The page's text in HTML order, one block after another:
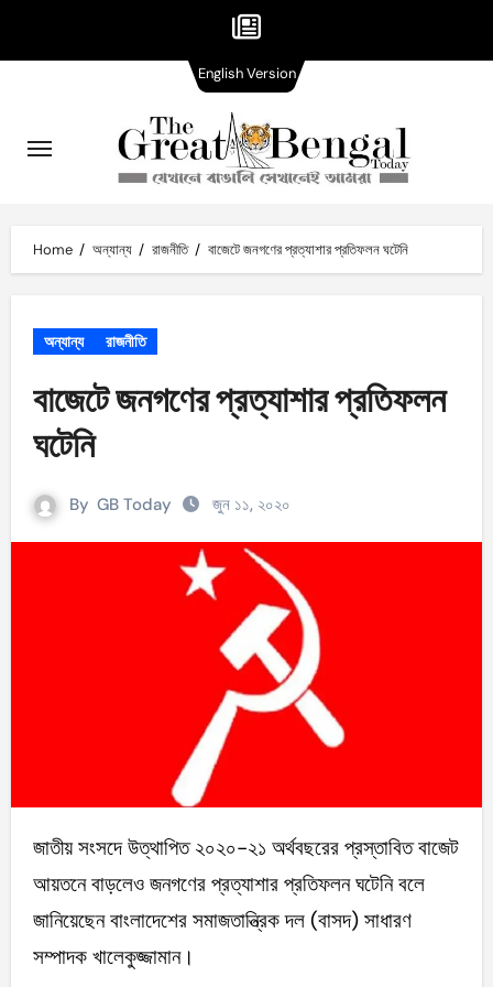
content
Home অন্যান্য রাজনীতি বাজেটে জনগণের প্রত্যাশার প্রতিফলন ঘটেনি
অন্যান্য রাজনীতি
বাজেটে জনগণের প্রত্যাশার প্রতিফলন
ঘটেনি
By GB Today জুন ১১, ২০২০
জাতীয় সংসদে উত্থাপিত ২০২০-২১ অর্থবছরের প্রস্তাবিত বাজেট
আয়তনে বাড়লেও জনগণের প্রত্যাশার প্রতিফলন ঘটেনি বলে
জানিয়েছেন বাংলাদেশের সমাজতান্ত্রিক দল (বাসদ) সাধারণ
সম্পাদক খালেকুজ্জামান।
English VersionVersion